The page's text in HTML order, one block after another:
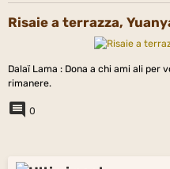
Risaie a terrazza,
Dalaï Lama : Dona a chi ami ali
rimanere.
0